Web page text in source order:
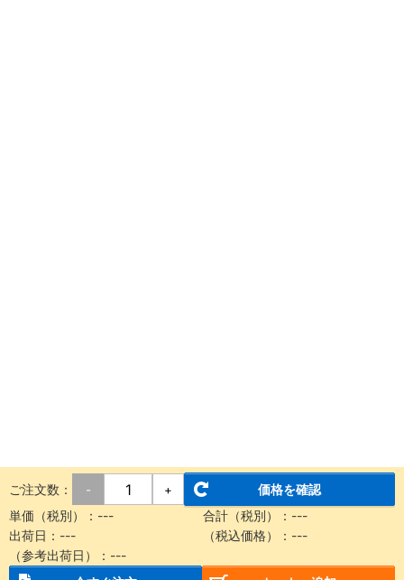
ご注文数： - +
価格を確認
単価（税別）： --- 合計（税別）： ---
出荷日： --- （税込価格）： ---
（参考出荷日）： ---